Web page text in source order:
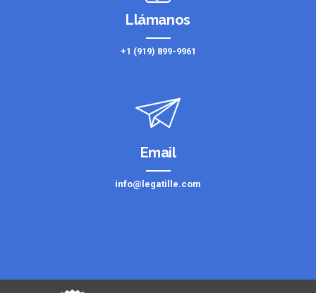
Llámanos
+1 (919) 899-9961
Email
info@legatille.com